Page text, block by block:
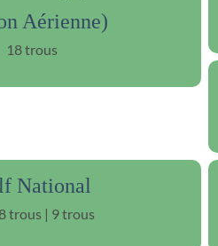
Aérienne)
18 trous
National
trous | 9 trous